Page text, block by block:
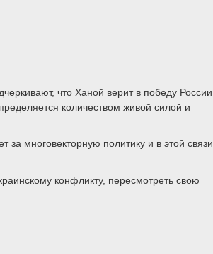
что Ханой верит в победу России
количеством живой силой и
за многовекторную политику и в этой связи
конфликту, пересмотреть свою